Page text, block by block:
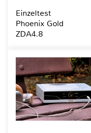
Einzeltest
Phoenix Gold
ZDA4.8